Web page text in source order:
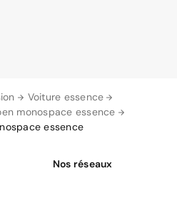
Voiture essence
monospace essence
essence
Nos réseaux